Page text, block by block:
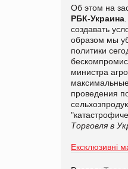
Об этом на
РБК-Украина
создавать
образом мы
политики
министра
проведения
Торговля в
Ексклюзивні